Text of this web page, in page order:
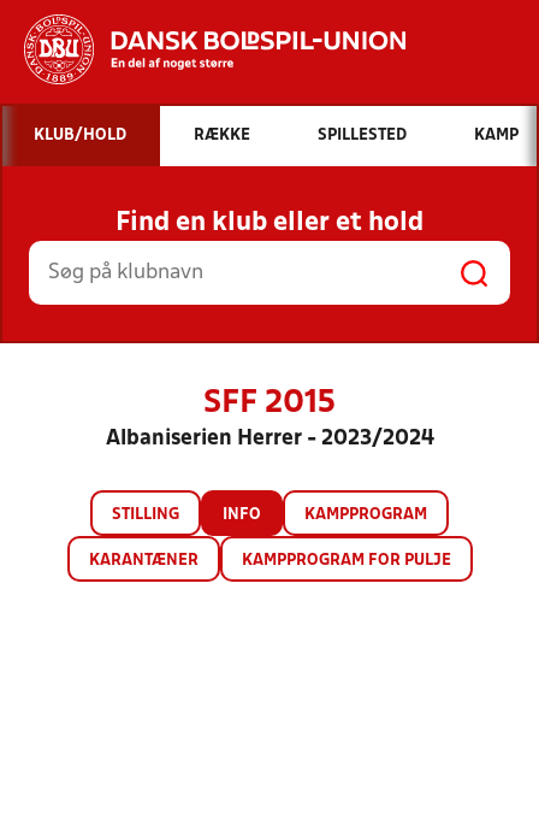
Hvad vil du søge efter?
INDHOLD OG NYHEDER
STILLINGER, RESULTATER, KLUBBER OG
HOLD
KLUB/HOLD RÆKKE SPILLESTED KAMP
Find en klub eller et hold
SFF 2015
Albaniserien Herrer - 2023/2024
STILLING INFO KAMPPROGRAM
KARANTÆNER KAMPPROGRAM FOR PULJE